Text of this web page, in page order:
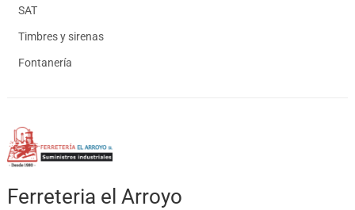
SAT
Timbres y sirenas
Fontanería
Ferreteria el Arroyo